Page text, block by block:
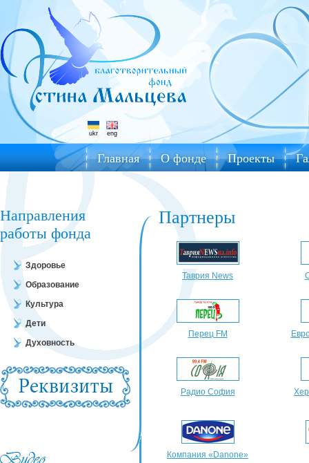
ukr eng
Главная О фонде Проекты
Направления
работы фонда
Здоровье
Образование
Культура
Дети
Духовность
Партнеры
Таврия News
Перец FM
Радио София
Компания «Danone»